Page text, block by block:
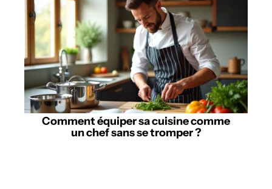
Comment équiper sa cuisine comme
un chef sans se tromper ?